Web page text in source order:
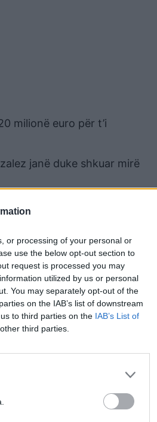
or processing of your personal or
use the below opt-out section to
request is processed you may
utilized by us or personal
You may separately opt-out of the
on the IAB’s list of downstream
to third parties on the IAB’s List of
third parties.
milionë euro për t’i
janë duke shkuar mirë